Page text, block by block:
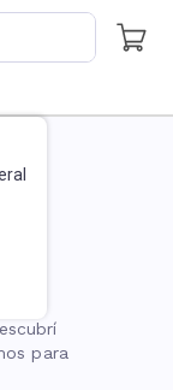
para